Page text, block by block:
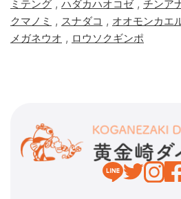
ミテング , ハダカハオコゼ, チンア
クマノミ , スナダコ , オオモンカエ
メガネウオ , ロウソクギンポ